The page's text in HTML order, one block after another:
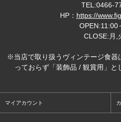
TEL:0466-
HP： https://
OPEN:11:00
CLOSE:月,
※当店で取り扱うヴィンテージ食器
っておらず「装飾品 / 観賞用」と
マイアカウント